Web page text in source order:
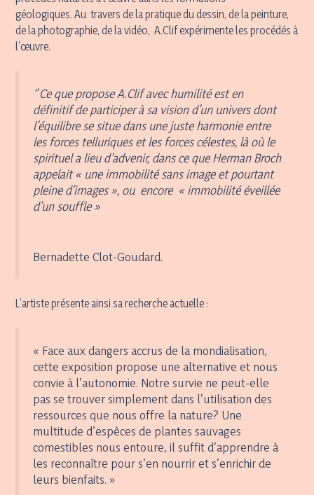
géologiques. Au travers de la pratique du dessin, de la peinture,
de la photographie, de la vidéo, A.Clif expérimente les procédés à
l’œuvre.
‘’ Ce que propose A.Clif avec humilité est en
définitif de participer à sa vision d’un univers dont
l’équilibre se situe dans une juste harmonie entre
les forces telluriques et les forces célestes, là où le
spirituel a lieu d’advenir, dans ce que Herman Broch
appelait « une immobilité sans image et pourtant
pleine d’images », ou encore « immobilité éveillée
d’un souffle »
Bernadette Clot-Goudard.
L’artiste présente ainsi sa recherche actuelle :
« Face aux dangers accrus de la mondialisation,
cette exposition propose une alternative et nous
convie à l’autonomie. Notre survie ne peut-elle
pas se trouver simplement dans l’utilisation des
ressources que nous offre la nature? Une
multitude d’espèces de plantes sauvages
comestibles nous entoure, il suffit d’apprendre à
les reconnaître pour s’en nourrir et s’enrichir de
leurs bienfaits. »